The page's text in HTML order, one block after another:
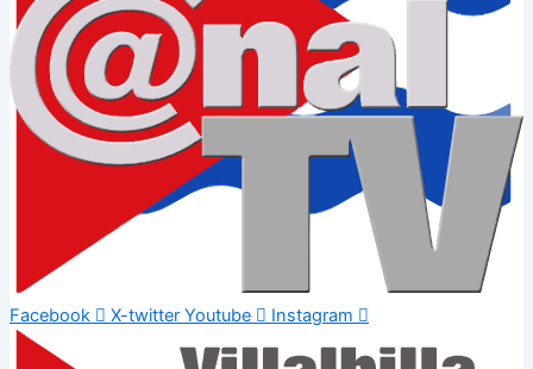
Facebook X-twitter Youtube Instagram